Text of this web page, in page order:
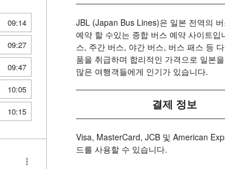
09:14
09:27
09:47
10:05
10:15
JBL (Japan Bus Lines)은 일본 전역의
예약 할 수있는 종합 버스 예약 사이트입
스, 주간 버스, 야간 버스, 버스 패스 등
품을 취급하며 합리적인 가격으로 일본
많은 여행객들에게 인기가 있습니다.
결제 정보
Visa, MasterCard, JCB 및 American
드를 사용할 수 있습니다.